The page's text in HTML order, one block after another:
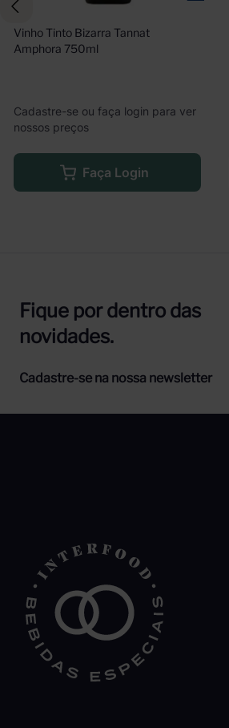
Vinho Tinto Bizarra Tannat
Amphora 750ml
Cadastre-se ou faça login para ver
nossos preços
Faça Login
Fique por dentro das
novidades.
Cadastre-se na nossa newsletter